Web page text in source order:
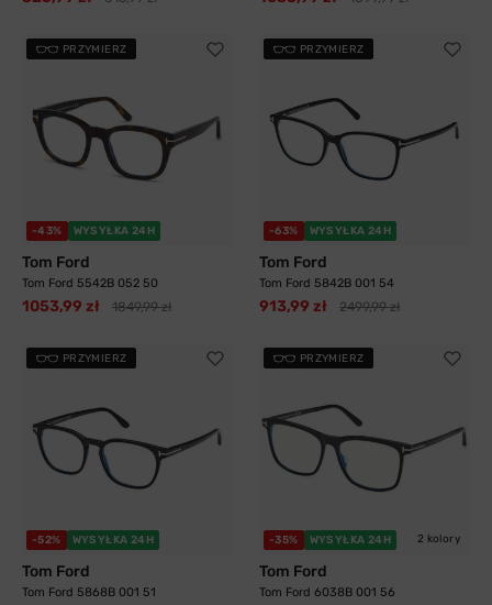
PRZYMIERZ
-43% WYSYŁKA 24H
Tom Ford
Tom Ford 5542B 052 50
1053,99 zł 1849,99 zł
PRZYMIERZ
-63% WYSYŁKA 24H
Tom Ford
Tom Ford 5842B 001 54
913,99 zł 2499,99 zł
PRZYMIERZ
-52% WYSYŁKA 24H
Tom Ford
Tom Ford 5868B 001 51
PRZYMIERZ
-35% WYSYŁKA 24H 2 kolory
Tom Ford
Tom Ford 6038B 001 56